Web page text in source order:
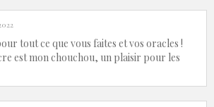
tout ce que vous faites et vos oracles !
est mon chouchou, un plaisir pour les